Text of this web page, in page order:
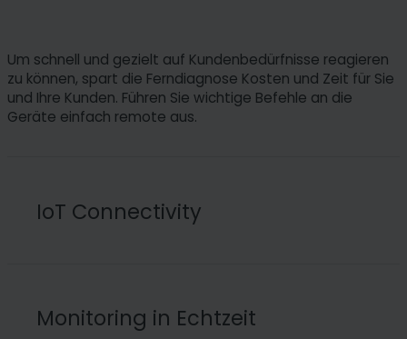
Um schnell und gezielt auf Kundenbedürfnisse reagieren
zu können, spart die Ferndiagnose Kosten und Zeit für Sie
und Ihre Kunden. Führen Sie wichtige Befehle an die
Geräte einfach remote aus.
IoT Connectivity
die IoT-Plattform der zentrale Baustein. Wir bringen die
Erfahrung aus über 50 IoT-Projekten mit, in denen wir von
Monitoring in Echtzeit